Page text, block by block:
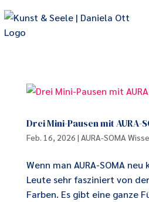
Drei Mini-Pausen mit AURA-
Feb. 16, 2026 | AURA-SOMA
Wenn man AURA-SOMA
Leute sehr fasziniert von
Farben. Es gibt eine ganze